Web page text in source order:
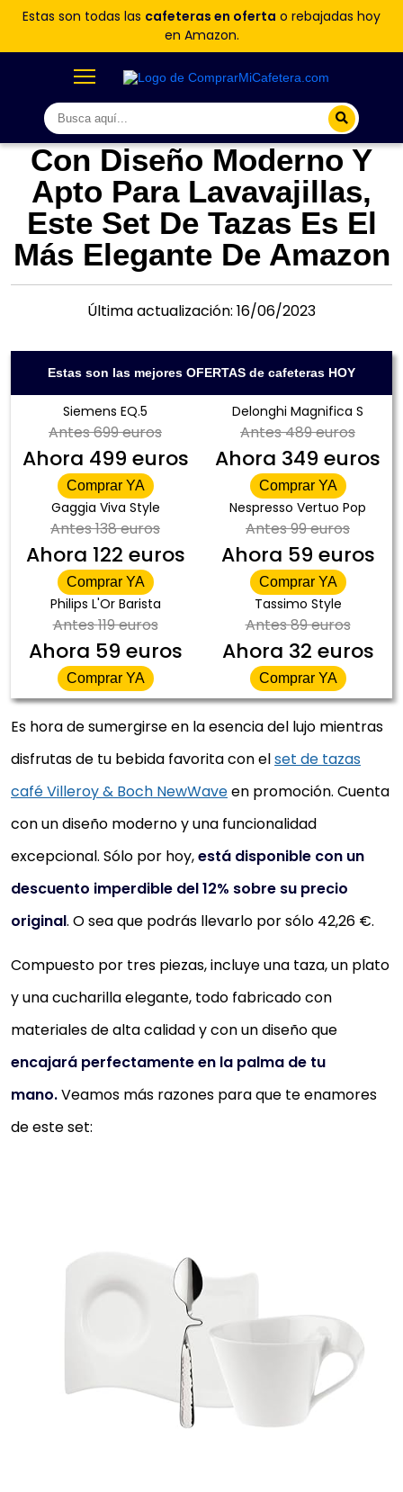
Estas son todas las cafeteras en oferta o rebajadas hoy
en Amazon.
Con Diseño Moderno Y
Apto Para Lavavajillas,
Este Set De Tazas Es El
Más Elegante De Amazon
Última actualización: 16/06/2023
Estas son las mejores OFERTAS de cafeteras HOY
Siemens EQ.5
Antes699 euros
Ahora 499 euros
Comprar YA
Delonghi Magnifica S
Antes489 euros
Ahora 349 euros
Comprar YA
Gaggia Viva Style
Antes138 euros
Ahora 122 euros
Comprar YA
Nespresso Vertuo Pop
Antes99 euros
Ahora 59 euros
Comprar YA
Philips L'Or Barista
Antes119 euros
Ahora 59 euros
Comprar YA
Tassimo Style
Antes89 euros
Ahora 32 euros
Comprar YA
Es hora de sumergirse en la esencia del lujo mientras
disfrutas de tu bebida favorita con elset de tazas
café Villeroy & Boch NewWaveen promoción. Cuenta
con un diseño moderno y una funcionalidad
excepcional. Sólo por hoy,está disponible con un
descuento imperdible del 12% sobre su precio
original. O sea que podrás llevarlo por sólo 42,26 €.
Compuesto por tres piezas, incluye una taza, un plato
y una cucharilla elegante, todo fabricado con
materiales de alta calidad y con un diseño que
encajará perfectamente en la palma de tu
mano.Veamos más razones para que te enamores
de este set: